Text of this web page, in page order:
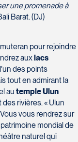
une promenade à
Barat. (DJ)
pour rejoindre
aux lacs
des points
tout en admirant la
au temple Ulun
rivières. « Ulun
vous rendrez sur
mondial de
naturel qui